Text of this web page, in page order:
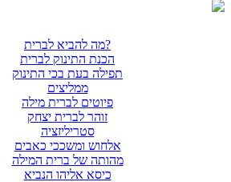
מה להביא לברית?
הכנת התינוק לברית
תפילה בעת בכי התינוק
ממליצים
פיוטים לברית מילה
זוהר לברית יצחק
סטריליזציה
אלחוש ומשככי כאבים
מהותה של ברית המילה
כיסא אליהו הנביא